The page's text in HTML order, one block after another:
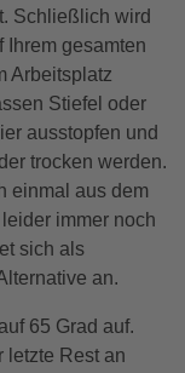
Schließlich wird
Ihrem gesamten
Arbeitsplatz
Stiefel oder
ausstopfen und
trocken werden.
einmal aus dem
immer noch
sich als
an.
65 Grad auf.
letzte Rest an